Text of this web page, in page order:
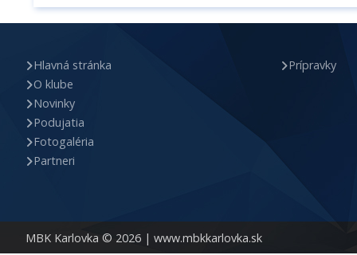
MBK Karlovka © 2026 | www.mbkkarlovka.sk
Hlavná stránka
O klube
Novinky
Podujatia
Fotogaléria
Partneri
Prípravky